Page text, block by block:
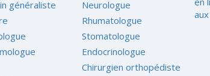
généraliste
Neurologue
Rhumatologue
Stomatologue
Endocrinologue
Chirurgien orthopédiste